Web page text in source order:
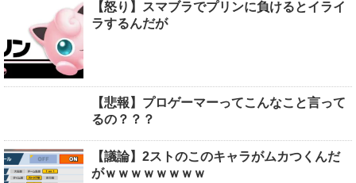
【怒り】スマブラでプリンに負けるとイライ
ラするんだが
【悲報】プロゲーマーってこんなこと言って
るの？？？
【議論】2ストのこのキャラがムカつくんだ
がｗｗｗｗｗｗｗｗ